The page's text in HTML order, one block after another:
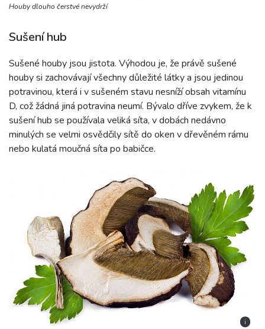
Houby dlouho čerstvé nevydrží
Sušení hub
Sušené houby jsou jistota. Výhodou je, že právě sušené
houby si zachovávají všechny důležité látky a jsou jedinou
potravinou, která i v sušeném stavu nesníží obsah vitamínu
D, což žádná jiná potravina neumí. Bývalo dříve zvykem, že k
sušení hub se používala veliká síta, v dobách nedávno
minulých se velmi osvědčily sítě do oken v dřevěném rámu
nebo kulatá moučná síta po babičce.
i